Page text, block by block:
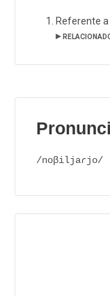
Referente a
▸
/noβiljaɾjo/